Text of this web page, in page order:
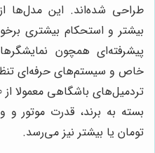
طراحی شده‌اند. این مدل‌ها از
بیشتر و استحکام بیشتری
پیشرفته‌ای همچون
خاص و سیستم‌های حرفه‌ای
تومان یا بیشتر نیز می‌رسد.